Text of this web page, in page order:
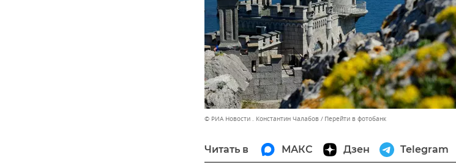
© РИА Новости . Константин Чалабов Перейти в фотобанк
Читать в МАКС Дзен Telegram